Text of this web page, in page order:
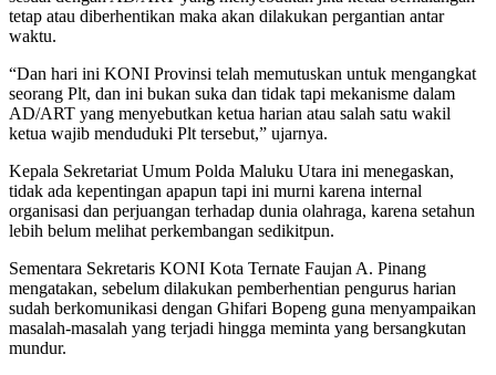
tetap atau diberhentikan maka akan dilakukan pergantian antar
waktu.
“Dan hari ini KONI Provinsi telah memutuskan untuk mengangkat
seorang Plt, dan ini bukan suka dan tidak tapi mekanisme dalam
AD/ART yang menyebutkan ketua harian atau salah satu wakil
ketua wajib menduduki Plt tersebut,” ujarnya.
Kepala Sekretariat Umum Polda Maluku Utara ini menegaskan,
tidak ada kepentingan apapun tapi ini murni karena internal
organisasi dan perjuangan terhadap dunia olahraga, karena setahun
lebih belum melihat perkembangan sedikitpun.
Sementara Sekretaris KONI Kota Ternate Faujan A. Pinang
mengatakan, sebelum dilakukan pemberhentian pengurus harian
sudah berkomunikasi dengan Ghifari Bopeng guna menyampaikan
masalah-masalah yang terjadi hingga meminta yang bersangkutan
mundur.